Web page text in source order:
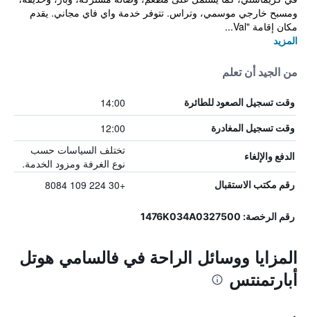
ومسبح خارجي موسمي، وتراس. تتوفر خدمة واي فاي مجاني. يقدم
مكان إقامة "Val...
المزيد
من الجيد أن تعلم
وقت تسجيل الصعود للطائرة 14:00
وقت تسجيل المغادرة 12:00
الدفع والإلغاء
تختلف السياسات حسب
نوع الغرفة ومزود الخدمة.
رقم مكتب الاستقبال +30 224 109 8084
رقم الرخصة: 1476K034A0327500
المزايا ووسائل الراحة في فالسامي هوتل
أبارتمنتس